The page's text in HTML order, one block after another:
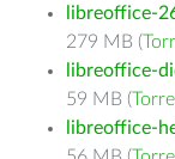
libreoffice-
279 MB (
libreoffice-
59 MB (
libreoffice-